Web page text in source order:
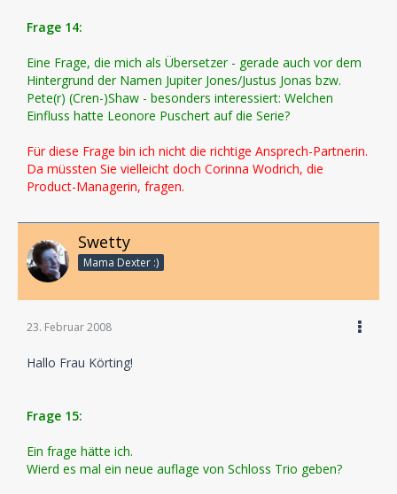
Frage 14:
Eine Frage, die mich als Übersetzer - gerade auch vor dem
Hintergrund der Namen Jupiter Jones/Justus Jonas bzw.
Pete(r) (Cren-)Shaw - besonders interessiert: Welchen
Einfluss hatte Leonore Puschert auf die Serie?
Für diese Frage bin ich nicht die richtige Ansprech-Partnerin.
Da müssten Sie vielleicht doch Corinna Wodrich, die
Product-Managerin, fragen.
Swetty
Mama Dexter :)
23. Februar 2008
Hallo Frau Körting!
Frage 15:
Ein frage hätte ich.
Wierd es mal ein neue auflage von Schloss Trio geben?